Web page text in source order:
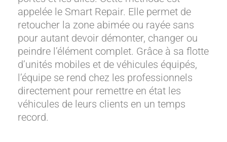
appelée le Smart Repair. Elle permet de
retoucher la zone abimée ou rayée sans
pour autant devoir démonter, changer ou
peindre l’élément complet. Grâce à sa flotte
d’unités mobiles et de véhicules équipés,
l’équipe se rend chez les professionnels
directement pour remettre en état les
véhicules de leurs clients en un temps
record.